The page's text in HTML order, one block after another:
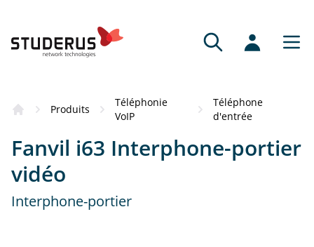
Produits
Téléphonie
VoIP
Téléphone
d'entrée
Fanvil i63 Interphone-portier
vidéo
Interphone-portier